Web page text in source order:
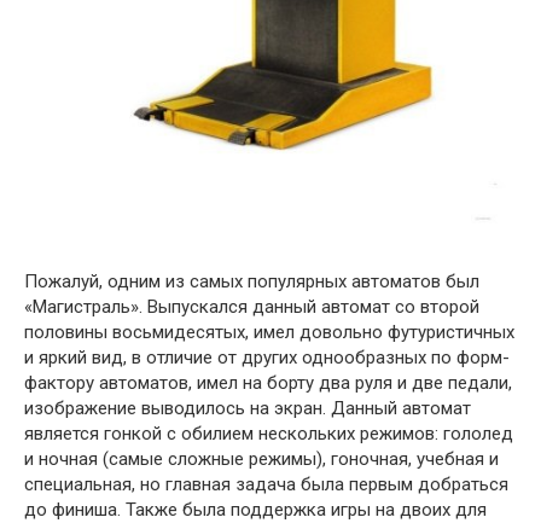
Пожалуй, одним из самых популярных автоматов был
«Магистраль». Выпускался данный автомат со второй
половины восьмидесятых, имел довольно футуристичных
и яркий вид, в отличие от других однообразных по форм-
фактору автоматов, имел на борту два руля и две педали,
изображение выводилось на экран. Данный автомат
является гонкой с обилием нескольких режимов: гололед
и ночная (самые сложные режимы), гоночная, учебная и
специальная, но главная задача была первым добраться
до финиша. Также была поддержка игры на двоих для